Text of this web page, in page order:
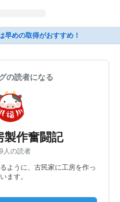
早めの取得がおすすめ！
の読者になる
製作奮闘記
人の読者
ように、古民家に工房を作っ
ます。